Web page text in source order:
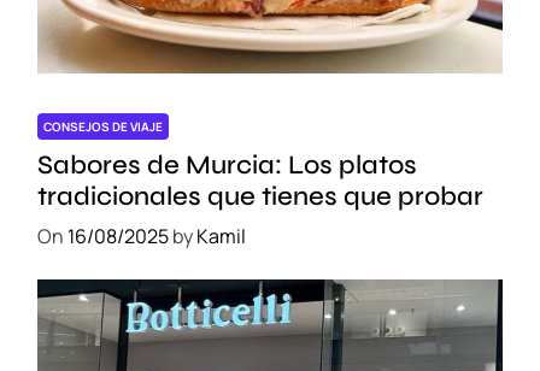
g
a
r
a
l
e
n
c
i
a
CONSEJOS DE VIAJE
Sabores de Murcia: Los platos
tradicionales que tienes que probar
On 16/08/2025byKamil